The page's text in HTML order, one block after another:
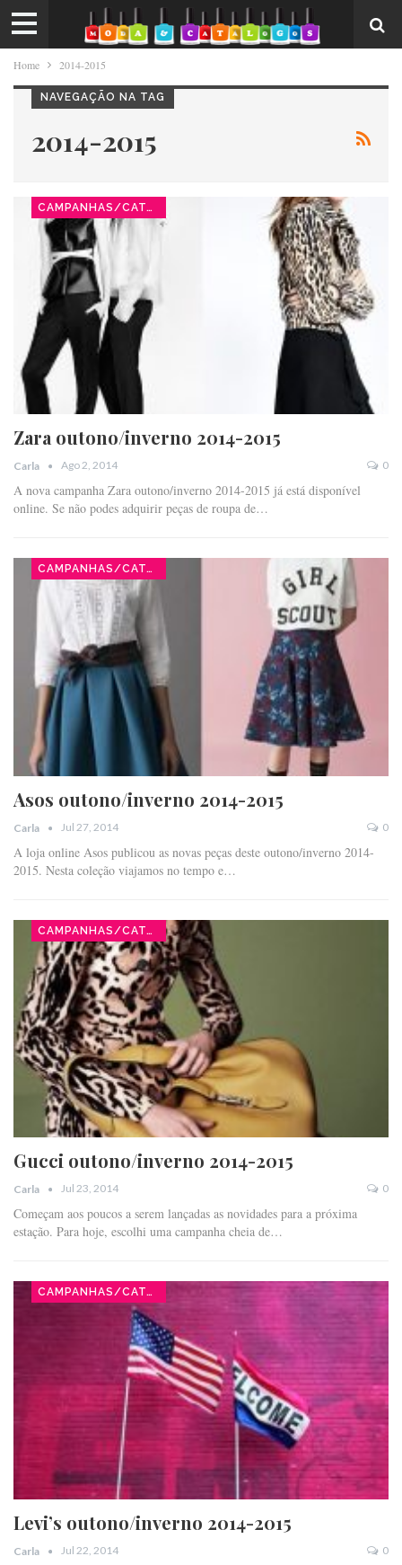
Home 2014-2015
NAVEGAÇÃO NA TAG
2014-2015
CAMPANHAS/CATÁLOGOS
Zara outono/inverno 2014-2015
Carla Ago 2, 2014 0
A nova campanha Zara outono/inverno 2014-2015 já está disponível
online. Se não podes adquirir peças de roupa de…
CAMPANHAS/CATÁLOGOS
Asos outono/inverno 2014-2015
Carla Jul 27, 2014 0
A loja online Asos publicou as novas peças deste outono/inverno 2014-
2015. Nesta coleção viajamos no tempo e…
CAMPANHAS/CATÁLOGOS
Gucci outono/inverno 2014-2015
Carla Jul 23, 2014 0
Começam aos poucos a serem lançadas as novidades para a próxima
estação. Para hoje, escolhi uma campanha cheia de…
CAMPANHAS/CATÁLOGOS
Levi’s outono/inverno 2014-2015
Carla Jul 22, 2014 0